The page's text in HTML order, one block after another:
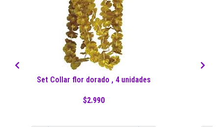
Set Collar flor dorado , 4 unidades
$2.990